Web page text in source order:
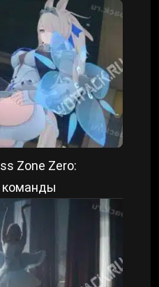
Zone Zero:
команды